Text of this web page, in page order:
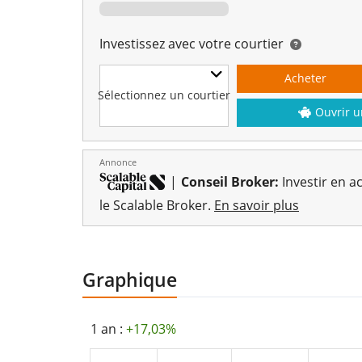
Investissez avec votre courtier
Sélectionnez un courtier
Acheter
Ouvrir
Annonce
| Conseil Broker: Investir en
le Scalable Broker. En savoir plus
Graphique
1 an : +17,03%